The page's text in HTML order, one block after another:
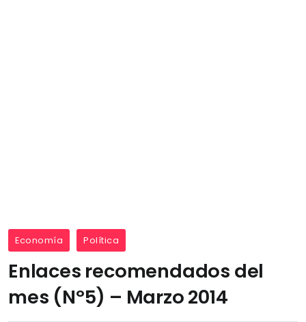
Economía Política
Enlaces recomendados del
mes (Nº5) – Marzo 2014